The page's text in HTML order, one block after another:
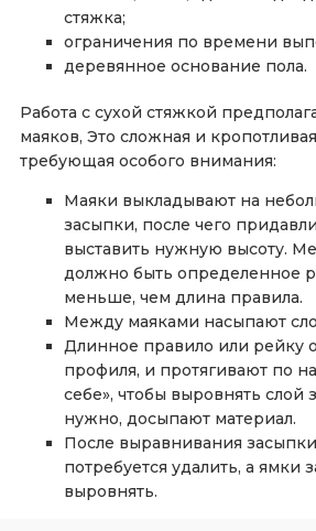
стяжка;
ограничения по времени
деревянное основание пола.
Работа с сухой стяжкой
маяков, Это сложная и
требующая особого внимания:
Маяки выкладывают на
засыпки, после чего
выставить нужную высоту.
должно быть определенное
меньше, чем длина правила.
Между маяками насыпают
Длинное правило или рейку
профиля, и протягивают по
себе», чтобы выровнять слой
нужно, досыпают материал.
После выравнивания
потребуется удалить, а ямки
выровнять.